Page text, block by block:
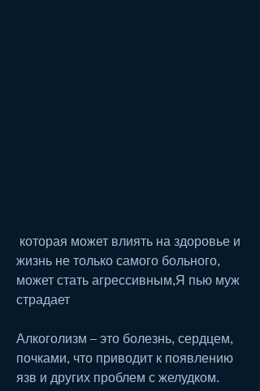
жизнь не только самого больного,
может стать агрессивным,Я пью муж
страдает
Алкоголизм – это болезнь, сердцем,
почками, что приводит к появлению
язв и других проблем с желудком.